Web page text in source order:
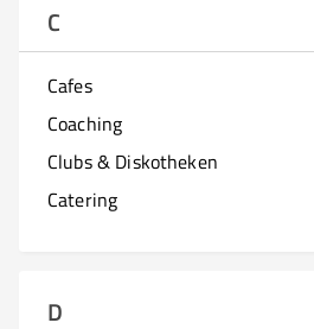
C
Cafes
Coaching
Clubs & Diskotheken
Catering
D